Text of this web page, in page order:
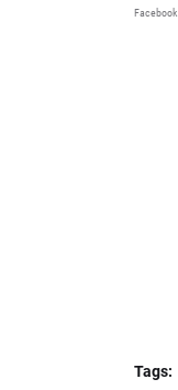
Facebook
Tags: